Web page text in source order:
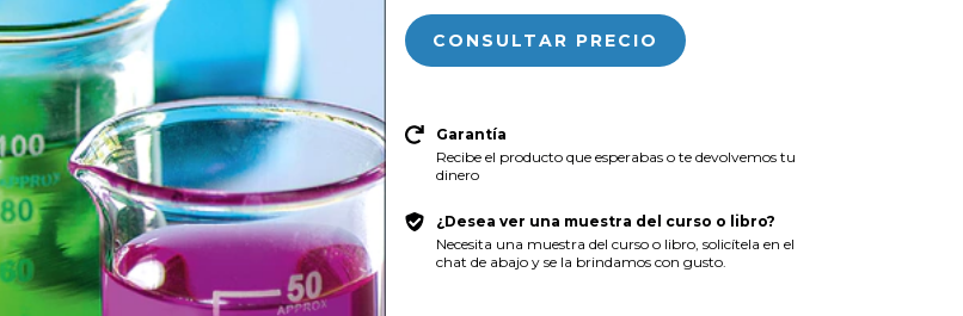
Garantía
Recibe el producto que esperabas o te devolvemos tu
dinero
¿Desea ver una muestra del curso o libro?
Necesita una muestra del curso o libro, solicítela en el
chat de abajo y se la brindamos con gusto.